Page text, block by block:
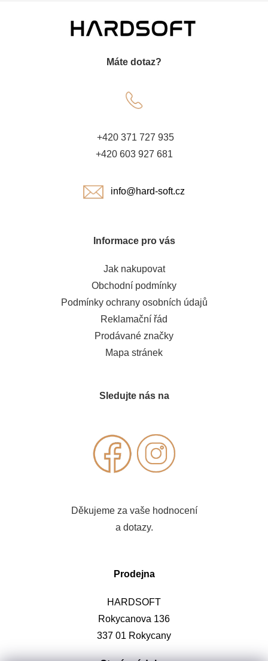
Máte dotaz?
+420 371 727 935
+420 603 927 681
info@hard-soft.cz
Informace pro vás
Jak nakupovat
Obchodní podmínky
Podmínky ochrany osobních údajů
Reklamační řád
Prodávané značky
Mapa stránek
Sledujte nás na
Děkujeme za vaše hodnocení
a dotazy.
Prodejna
HARDSOFT
Rokycanova 136
337 01 Rokycany